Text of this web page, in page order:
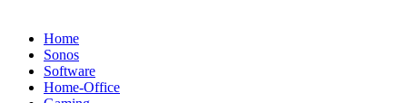
Home
Sonos
Software
Home-Office